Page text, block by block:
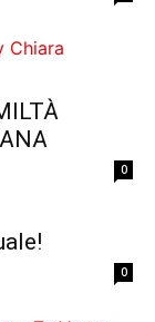
0
0